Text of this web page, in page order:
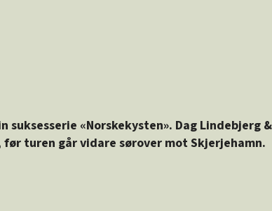
«Norskekysten». Dag Lindebjerg
turen går vidare sørover mot Skjerjehamn.